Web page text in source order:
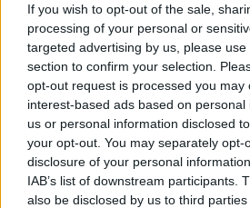
If you wish to opt-out of the sale,
processing of your personal or
targeted advertising by us, please
section to confirm your selection.
opt-out request is processed you may
interest-based ads based on
us or personal information disclosed
your opt-out. You may separately opt-
disclosure of your personal
IAB’s list of downstream participants.
also be disclosed by us to third
Νέες Παραλαβές
Προσφορές
Φορέματα